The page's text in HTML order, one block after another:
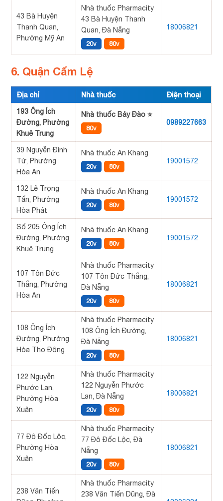
43 Bà Huyện
Thanh Quan,
Phường Mỹ An
Nhà thuốc Pharmacity
43 Bà Huyện Thanh
Quan, Đà Nẵng
20v 80v
18006821
6. Quận Cẩm Lệ
Địa chỉ Nhà thuốc Điện thoại
193 Ông Ích
Đường, Phường
Khuê Trung
Nhà thuốc Bảy Đào ⭐
80v
0989227663
39 Nguyễn Đình
Tứ, Phường
Hòa An
Nhà thuốc An Khang
20v 80v
19001572
132 Lê Trọng
Tấn, Phường
Hòa Phát
Nhà thuốc An Khang
20v 80v
19001572
Số 205 Ông Ích
Đường, Phường
Khuê Trung
Nhà thuốc An Khang
20v 80v
19001572
107 Tôn Đức
Thắng, Phường
Hòa An
Nhà thuốc Pharmacity
107 Tôn Đức Thắng,
Đà Nẵng
20v 80v
18006821
108 Ông Ích
Đường, Phường
Hòa Thọ Đông
Nhà thuốc Pharmacity
108 Ông Ích Đường,
Đà Nẵng
20v 80v
18006821
122 Nguyễn
Phước Lan,
Phường Hòa
Xuân
Nhà thuốc Pharmacity
122 Nguyễn Phước
Lan, Đà Nẵng
20v 80v
18006821
77 Đô Đốc Lộc,
Phường Hòa
Xuân
Nhà thuốc Pharmacity
77 Đô Đốc Lộc, Đà
Nẵng
20v 80v
18006821
238 Văn Tiến
Nhà thuốc Pharmacity
238 Văn Tiến Dũng, Đà